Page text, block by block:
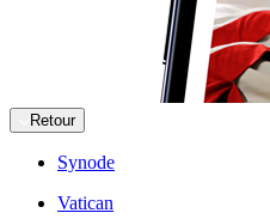
Retour
Synode
Vatican